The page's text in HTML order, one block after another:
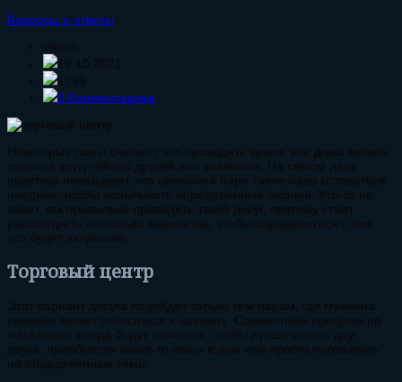
Вопросы и ответы
vikont
19.10.2021
1799
0 Комментариев
Некоторые пары считают, что проводить время вне дома можно
только в кругу общих друзей или знакомых. На самом деле
практика показывает, что семейной паре также надо оставаться
наедине, чтобы испытывать определенные эмоции. Кто-то не
знает, как правильно проводить такой досуг, поэтому стоит
рассмотреть несколько вариантов, чтобы определиться с тем,
что будет актуально.
Торговый центр
Этот вариант досуга подойдет только тем парам, где мужчина
лояльно может относиться к шопингу. Совместные прогулки по
магазинам всегда будут помогать, чтобы лучше узнать друг
друга, приобрести какие-то вещи в дом или просто поговорить
на определенные темы.